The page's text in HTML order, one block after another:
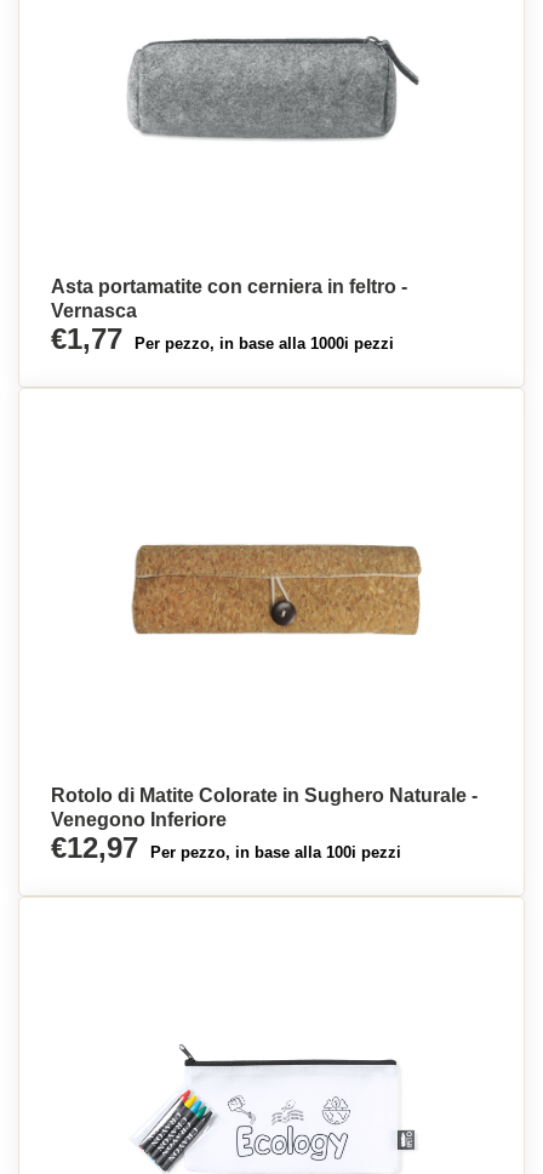
Asta portamatite con cerniera in feltro -
Vernasca
€1,77 Per pezzo, in base alla 1000i pezzi
Rotolo di Matite Colorate in Sughero Naturale -
Venegono Inferiore
€12,97 Per pezzo, in base alla 100i pezzi